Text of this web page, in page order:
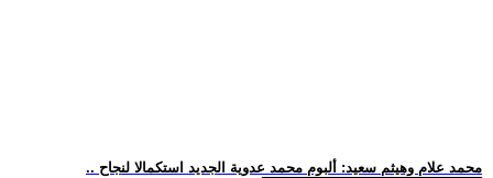
.. محمد علام وهيثم سعيد: ألبوم محمد عدوية الجديد استكمالا لنجاح